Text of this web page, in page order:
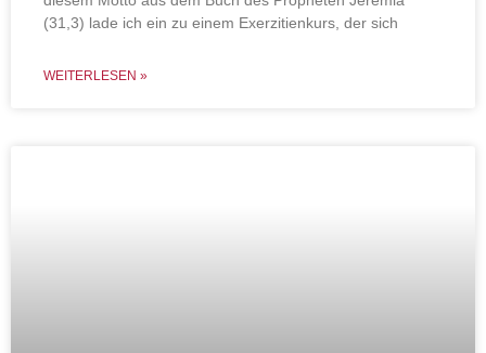
(31,3) lade ich ein zu einem Exerzitienkurs, der sich
WEITERLESEN »